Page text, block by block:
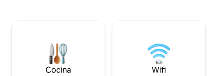
Desafortunadamente, nuestra
propiedad no está preparada para alojar
a recién nacidos, bebés o niños
refrescante baño
pequeño viñedo
los arbustos.
Cocina Wifi